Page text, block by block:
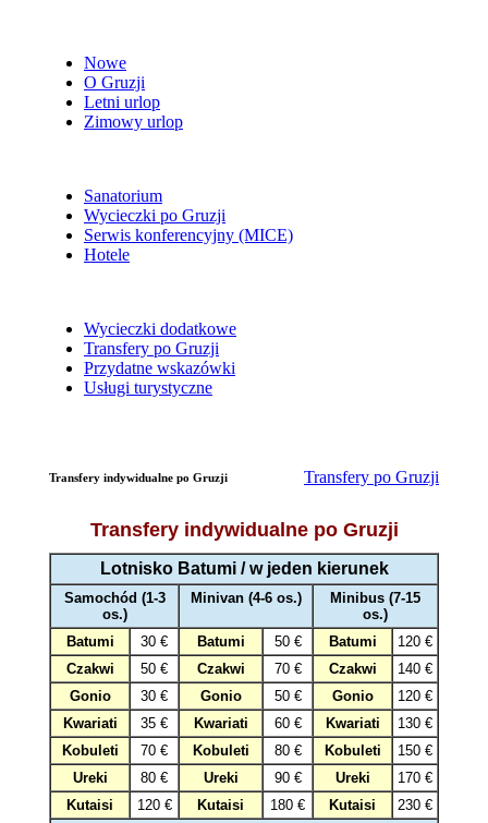
Nowe
O Gruzji
Letni urlop
Zimowy urlop
Sanatorium
Wycieczki po Gruzji
Serwis konferencyjny (MICE)
Hotele
Wycieczki dodatkowe
Transfery po Gruzji
Przydatne wskazówki
Usługi turystyczne
Transfery indywidualne po Gruzji Transfery po Gruzji
Transfery indywidualne po Gruzji
Lotnisko Batumi / w jeden kierunek
Samochód (1-3
os.)
Minivan (4-6 os.)
Minibus (7-15
os.)
Batumi
30 € Batumi 50 € Batumi
120 €
Czakwi
50 € Czakwi 70 € Czakwi
140 €
Gonio
30 € Gonio 50 € Gonio
120 €
Kwariati
35 € Kwariati 60 € Kwariati
130 €
Kobuleti
70 € Kobuleti 80 € Kobuleti
150 €
Ureki
80 € Ureki 90 € Ureki
170 €
Kutaisi
120 € Kutaisi 180 € Kutaisi 230 €